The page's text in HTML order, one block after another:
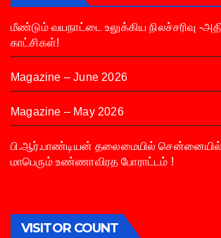
மீண்டும் வயநாட்டை உலுக்கிய நிலச்சரிவு -
காட்சிகள்!
Magazine – June 2026
Magazine – May 2026
பி.ஆர்.பாண்டியன் தலைமையில் சென்னையில்
மாபெரும் உண்ணாவிரத போராட்டம் !
VISITOR COUNT